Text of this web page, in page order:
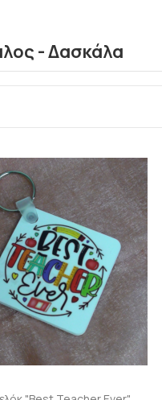
- Δασκάλα